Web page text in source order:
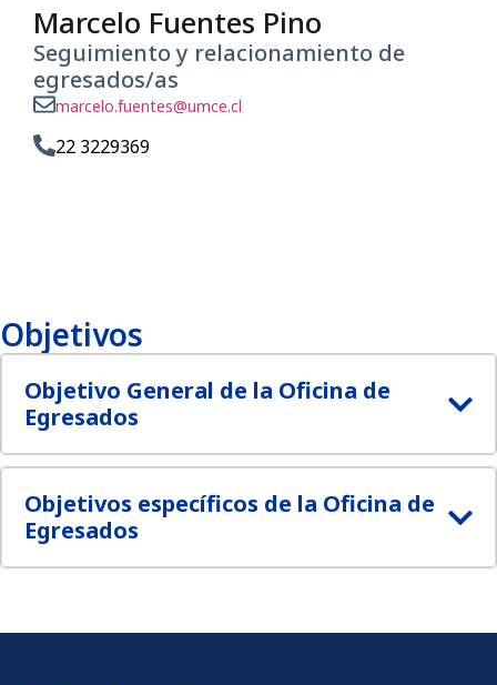
Marcelo Fuentes Pino
Seguimiento y relacionamiento de
egresados/as
marcelo.fuentes@umce.cl
22 3229369
Objetivos
Objetivo General de la Oficina de
Egresados
Objetivos específicos de la Oficina de
Egresados